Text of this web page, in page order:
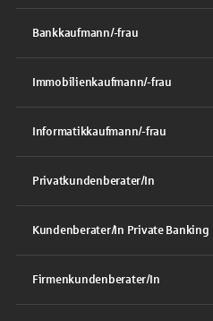
Bankkaufmann/-frau
Immobilienkaufmann/-frau
Informatikkaufmann/-frau
Privatkundenberater/In
Kundenberater/In Private Banking
Firmenkundenberater/In